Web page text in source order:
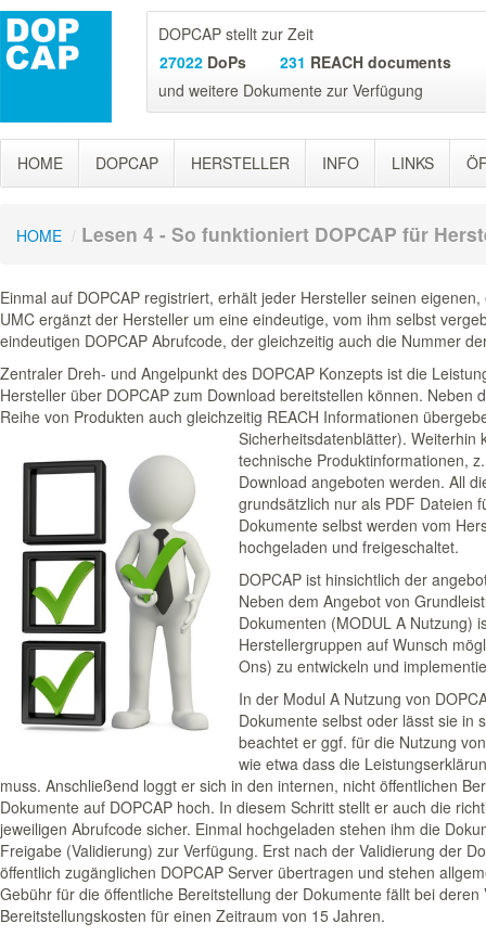
DOPCAP stellt zur Zeit
27022 DoPs 231 REACH documents
und weitere Dokumente zur Verfügung
HOME DOPCAP HERSTELLER INFO LINKS
HOME / Lesen 4 - So funktioniert DOPCAP für
Einmal auf DOPCAP registriert, erhält jeder Hersteller seinen
UMC ergänzt der Hersteller um eine eindeutige, vom ihm selbst
eindeutigen DOPCAP Abrufcode, der gleichzeitig auch die Nummer
Zentraler Dreh- und Angelpunkt des DOPCAP Konzepts ist die
Hersteller über DOPCAP zum Download bereitstellen können. Neben
Reihe von Produkten auch gleichzeitig REACH Informationen
Sicherheitsdatenblätter). Weiterhin
technische Produktinformationen,
Download angeboten werden. All
grundsätzlich nur als PDF Dateien
Dokumente selbst werden vom
hochgeladen und freigeschaltet.
DOPCAP ist hinsichtlich der
Neben dem Angebot von
Dokumenten (MODUL A Nutzung)
Herstellergruppen auf Wunsch
Ons) zu entwickeln und
In der Modul A Nutzung von
Dokumente selbst oder lässt sie in
beachtet er ggf. für die Nutzung
wie etwa dass die
muss. Anschließend loggt er sich in den internen, nicht öffentlichen
Dokumente auf DOPCAP hoch. In diesem Schritt stellt er auch die
jeweiligen Abrufcode sicher. Einmal hochgeladen stehen ihm die
Freigabe (Validierung) zur Verfügung. Erst nach der Validierung der
öffentlich zugänglichen DOPCAP Server übertragen und stehen
Gebühr für die öffentliche Bereitstellung der Dokumente fällt bei
Bereitstellungskosten für einen Zeitraum von 15 Jahren.